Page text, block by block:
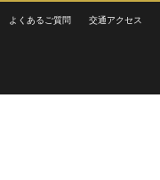
よくあるご質問 交通アクセス